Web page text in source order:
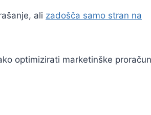
ali zadošča samo stran na
optimizirati marketinške